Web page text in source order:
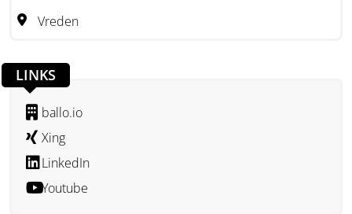
Werbetextleistungen, Foto- und Videoproduktion sowie
newgen AG digitale Transformationsprogramme, Data
Analytics, KI und Software-Lösungen für den Kanzleikontext
an. Das Unternehmen verbindet Marketing,
Kanzleiberatung, Weiterbildung und digitale Entwicklung für
steuerberatende Unternehmen.
Vreden
LINKS
ballo.io
Xing
LinkedIn
Youtube